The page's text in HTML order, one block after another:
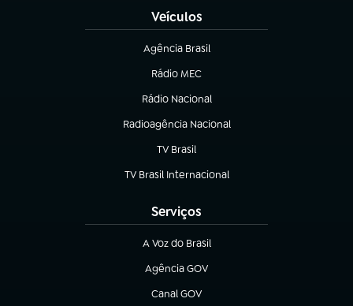
Veículos
Agência Brasil
(abre em nova aba)
Rádio MEC
(abre em nova aba)
Rádio Nacional
Radioagência Nacional
(abre em nova aba)
TV Brasil
(abre em nova aba)
TV Brasil Internacional
(abre em nova aba)
Serviços
A Voz do Brasil
(abre em nova aba)
Agência GOV
(abre em nova aba)
Canal GOV
(abre em nova aba)